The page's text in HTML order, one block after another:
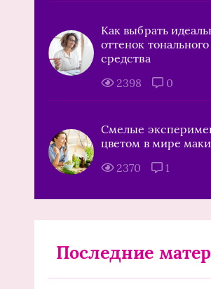
Как выбрать
оттенок тонального
средства
2398
0
Смелые
цветом в мире
2370
1
Последние